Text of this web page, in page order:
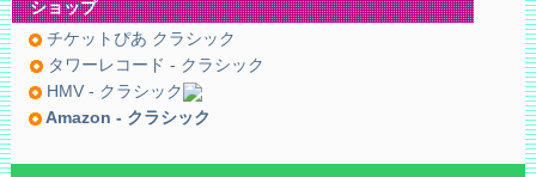
ショップ
チケットぴあ クラシック
タワーレコード - クラシック
HMV - クラシック
Amazon - クラシック